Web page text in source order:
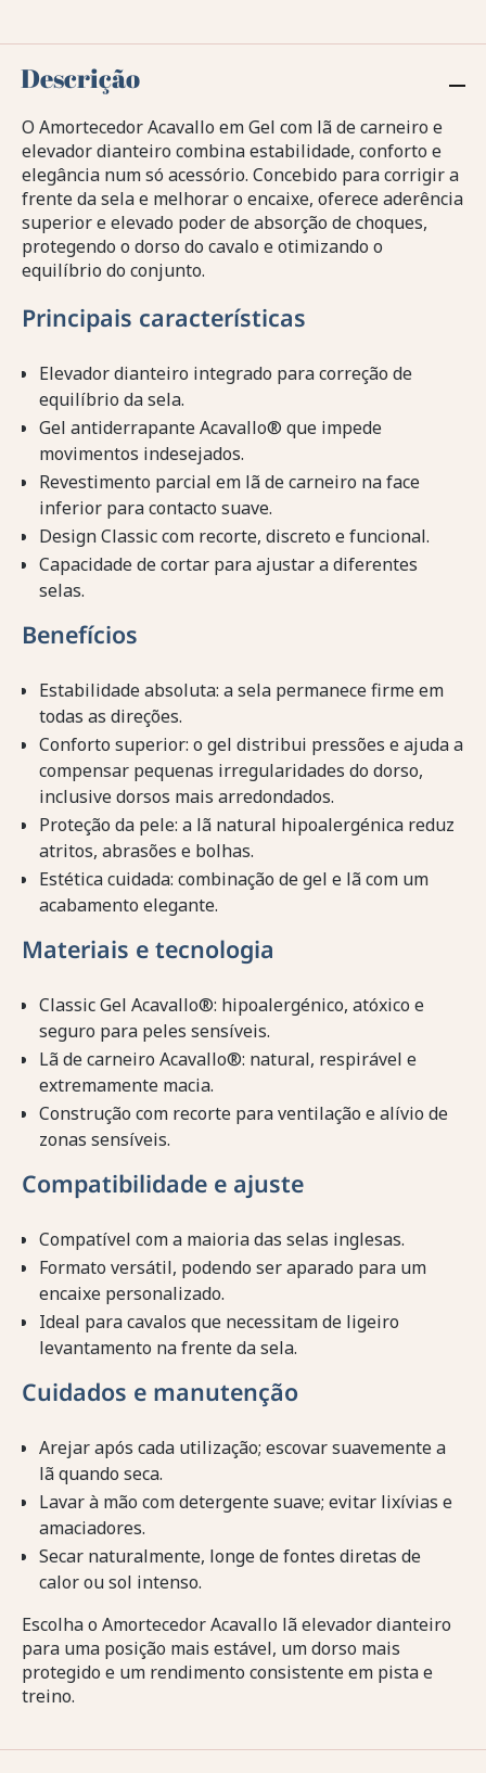
Descrição
O Amortecedor Acavallo em Gel com lã de carneiro e
elevador dianteiro combina estabilidade, conforto e
elegância num só acessório. Concebido para corrigir a
frente da sela e melhorar o encaixe, oferece aderência
superior e elevado poder de absorção de choques,
protegendo o dorso do cavalo e otimizando o
equilíbrio do conjunto.
Principais características
Elevador dianteiro integrado para correção de
equilíbrio da sela.
Gel antiderrapante Acavallo® que impede
movimentos indesejados.
Revestimento parcial em lã de carneiro na face
inferior para contacto suave.
Design Classic com recorte, discreto e funcional.
Capacidade de cortar para ajustar a diferentes
selas.
Benefícios
Estabilidade absoluta: a sela permanece firme em
todas as direções.
Conforto superior: o gel distribui pressões e ajuda a
compensar pequenas irregularidades do dorso,
inclusive dorsos mais arredondados.
Proteção da pele: a lã natural hipoalergénica reduz
atritos, abrasões e bolhas.
Estética cuidada: combinação de gel e lã com um
acabamento elegante.
Materiais e tecnologia
Classic Gel Acavallo®: hipoalergénico, atóxico e
seguro para peles sensíveis.
Lã de carneiro Acavallo®: natural, respirável e
extremamente macia.
Construção com recorte para ventilação e alívio de
zonas sensíveis.
Compatibilidade e ajuste
Compatível com a maioria das selas inglesas.
Formato versátil, podendo ser aparado para um
encaixe personalizado.
Ideal para cavalos que necessitam de ligeiro
levantamento na frente da sela.
Cuidados e manutenção
Arejar após cada utilização; escovar suavemente a
lã quando seca.
Lavar à mão com detergente suave; evitar lixívias e
amaciadores.
Secar naturalmente, longe de fontes diretas de
calor ou sol intenso.
Escolha o Amortecedor Acavallo lã elevador dianteiro
para uma posição mais estável, um dorso mais
protegido e um rendimento consistente em pista e
treino.